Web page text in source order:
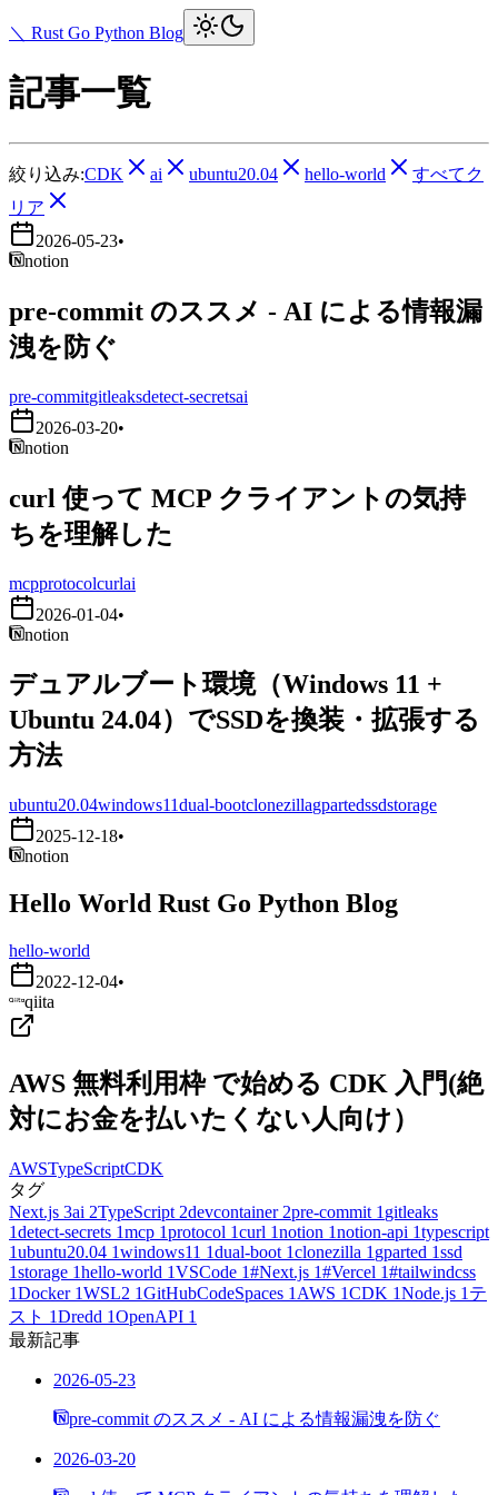
＼ Rust Go Python Blog
記事一覧
絞り込み:CDK ai ubuntu20.04 hello-world
すべてク
リア
2026-05-23•
notion
pre-commit のススメ - AI による情報漏
洩を防ぐ
pre-commitgitleaksdetect-secretsai
2026-03-20•
notion
curl 使って MCP クライアントの気持
ちを理解した
mcpprotocolcurlai
2026-01-04•
notion
デュアルブート環境（Windows 11 +
Ubuntu 24.04）でSSDを換装・拡張する
方法
ubuntu20.04windows11dual-bootclonezillagpartedssdstorage
2025-12-18•
notion
Hello World Rust Go Python Blog
hello-world
2022-12-04•
qiita
AWS 無料利用枠 で始める CDK 入門(絶
対にお金を払いたくない人向け）
AWSTypeScriptCDK
タグ
Next.js 3ai 2TypeScript 2devcontainer 2pre-commit 1 gitleaks
1detect-secrets 1mcp 1protocol 1curl 1notion 1notion-api 1typescript
1ubuntu20.04 1windows11 1dual-boot 1clonezilla 1 gparted 1ssd
1storage 1hello-world 1VSCode 1#Next.js 1#Vercel 1#tailwindcss
1Docker 1WSL2 1GitHubCodeSpaces 1 AWS 1CDK 1Node.js 1 テ
スト 1Dredd 1OpenAPI 1
最新記事
2026-05-23
pre-commit のススメ - AI による情報漏洩を防ぐ
2026-03-20